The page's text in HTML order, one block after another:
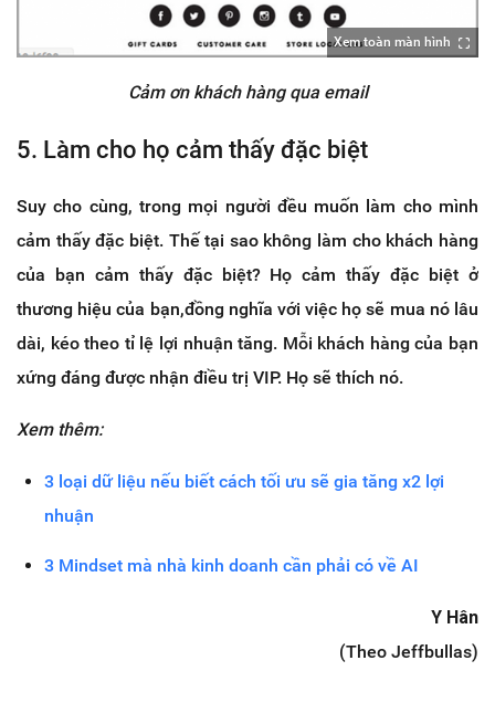
Xem toàn màn hình
Cảm ơn khách hàng qua email
5. Làm cho họ cảm thấy đặc biệt
Suy cho cùng, trong mọi người đều muốn làm cho mình
cảm thấy đặc biệt. Thế tại sao không làm cho khách hàng
của bạn cảm thấy đặc biệt? Họ cảm thấy đặc biệt ở
thương hiệu của bạn,đồng nghĩa với việc họ sẽ mua nó lâu
dài, kéo theo tỉ lệ lợi nhuận tăng. Mỗi khách hàng của bạn
xứng đáng được nhận điều trị VIP. Họ sẽ thích nó.
Xem thêm:
3 loại dữ liệu nếu biết cách tối ưu sẽ gia tăng x2 lợi
nhuận
3 Mindset mà nhà kinh doanh cần phải có về AI
Y Hân
(Theo Jeffbullas)